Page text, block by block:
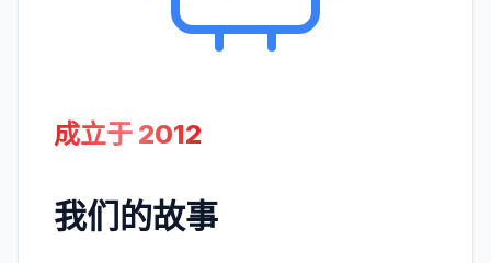
成立于 2012
我们的故事